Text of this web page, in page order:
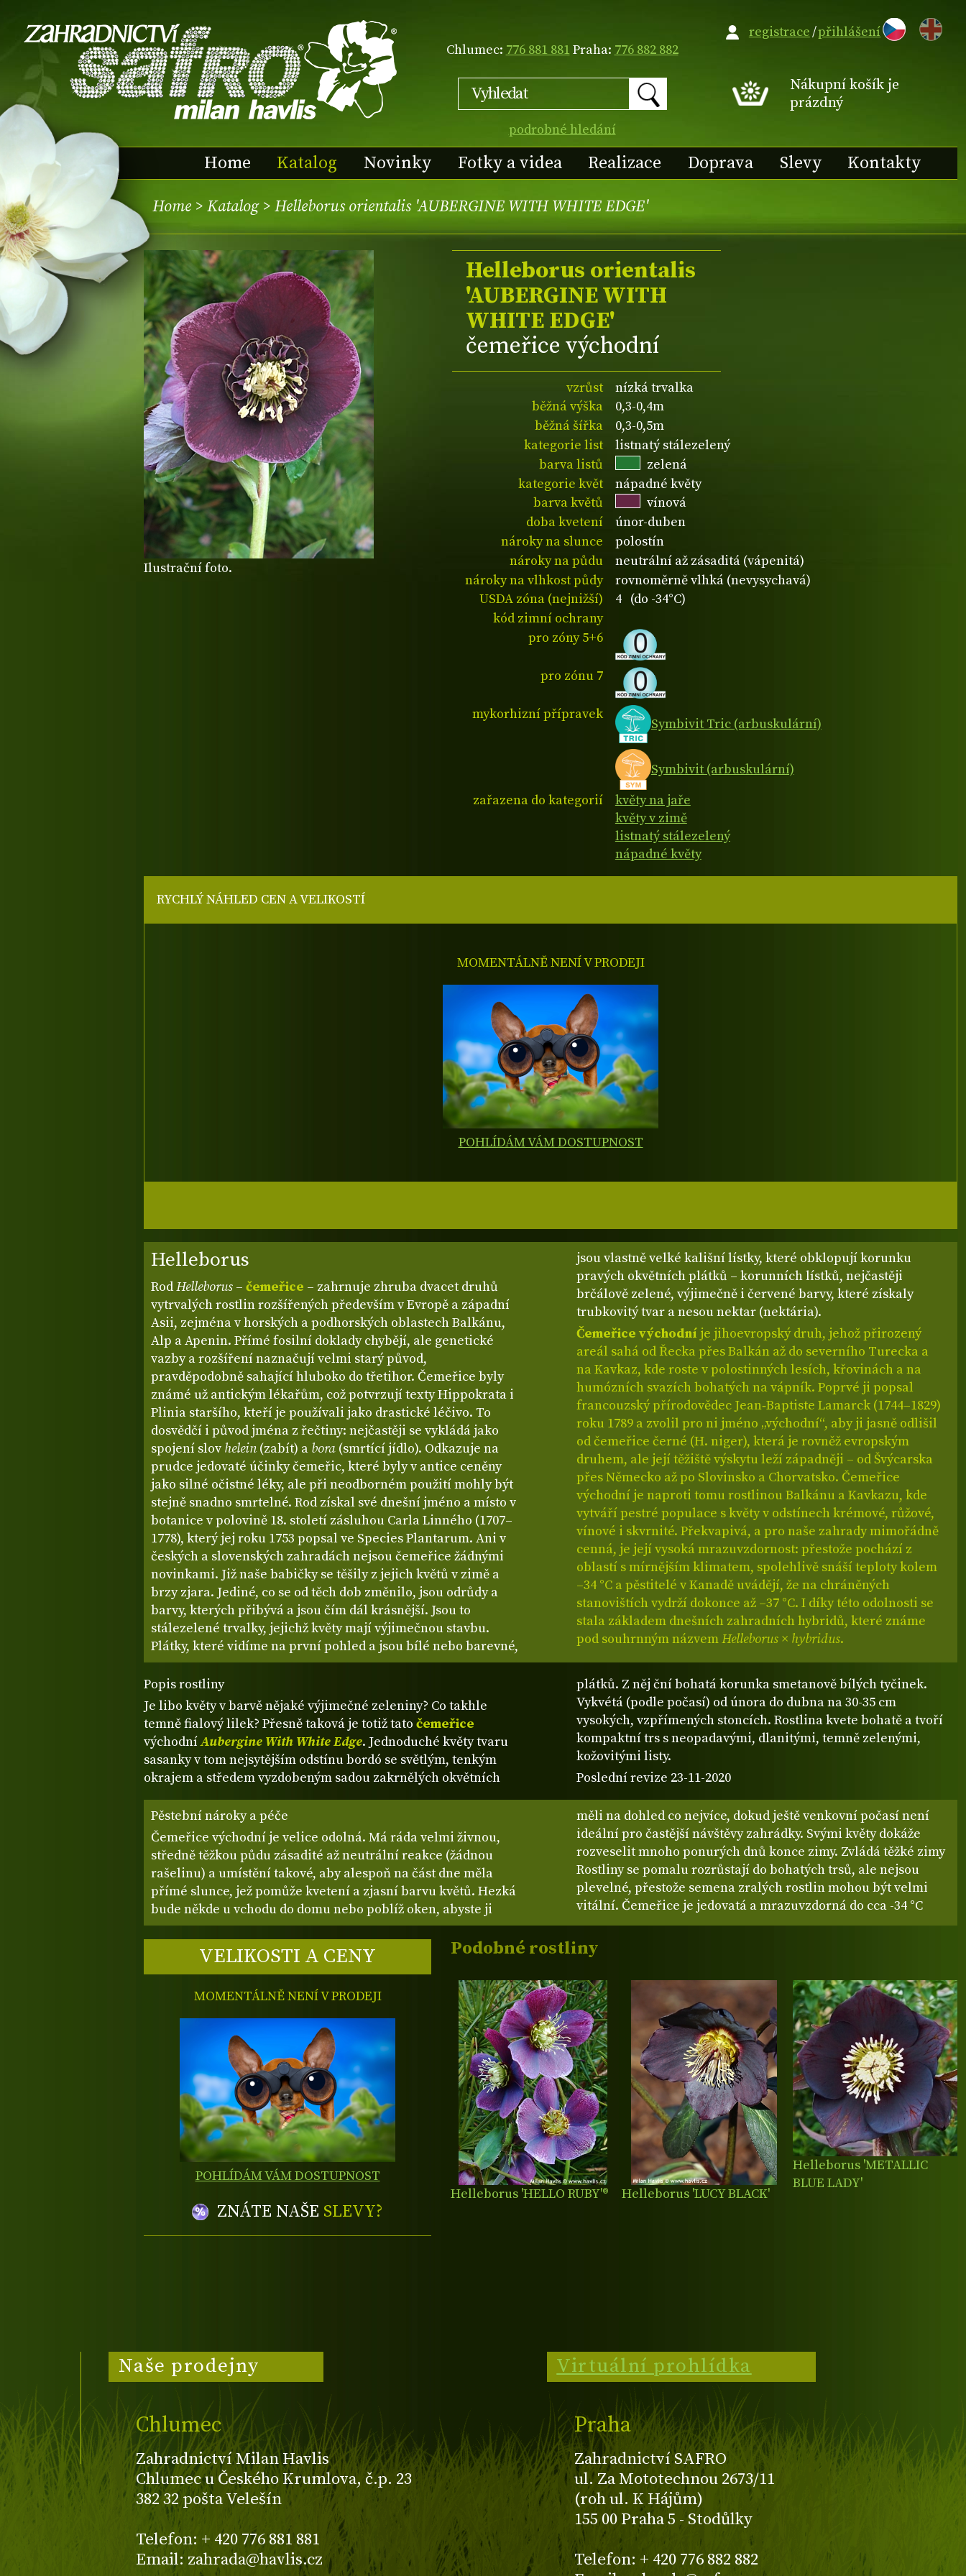
Chlumec: 776 881 881Praha: 776 882 882
podrobné hledání
EN
Nákupní košík je
prázdný
Home Katalog Novinky Fotky a videa Realizace Doprava Slevy Kontakty
registrace/přihlášení
Home > Katalog> Helleborus orientalis 'AUBERGINE WITH WHITE EDGE'
Ilustrační foto.
Helleborus orientalis
'AUBERGINE WITH
WHITE EDGE'
čemeřice východní
vzrůst
nízká trvalka
běžná výška
0,3-0,4m
běžná šířka
0,3-0,5m
kategorie list
listnatý stálezelený
barva listů
zelená
kategorie květ
nápadné květy
barva květů
vínová
doba kvetení
únor-duben
nároky na slunce
polostín
nároky na půdu
neutrální až zásaditá (vápenitá)
nároky na vlhkost půdy
rovnoměrně vlhká (nevysychavá)
USDA zóna (nejnižší)
4 (do -34°C)
kód zimní ochrany
pro zóny 5+6
pro zónu 7
mykorhizní přípravek
Symbivit Tric (arbuskulární)
Symbivit (arbuskulární)
zařazena do kategorií
květy na jaře
květy v zimě
listnatý stálezelený
nápadné květy
Helleborus
RodHelleborus – čemeřice – zahrnuje zhruba dvacet druhů
vytrvalých rostlin rozšířených především v Evropě a západní
Asii, zejména v horských a podhorských oblastech Balkánu,
Alp a Apenin. Přímé fosilní doklady chybějí, ale genetické
vazby a rozšíření naznačují velmi starý původ,
pravděpodobně sahající hluboko do třetihor. Čemeřice byly
známé už antickým lékařům, což potvrzují texty Hippokrata i
Plinia staršího, kteří je používali jako drastické léčivo. To
dosvědčí i původ jména z řečtiny: nejčastěji se vykládá jako
spojení slov helein(zabít) a bora (smrtící jídlo). Odkazuje na
prudce jedovaté účinky čemeřic, které byly v antice ceněny
jako silné očistné léky, ale při neodborném použití mohly být
stejně snadno smrtelné. Rod získal své dnešní jméno a místo v
botanice v polovině 18. století zásluhou Carla Linného (1707–
1778), který jej roku 1753 popsal ve Species Plantarum. Ani v
českých a slovenských zahradách nejsou čemeřice žádnými
novinkami. Již naše babičky se těšily z jejich květů v zimě a
brzy zjara. Jediné, co se od těch dob změnilo, jsou odrůdy a
barvy, kterých přibývá a jsou čím dál krásnější. Jsou to
stálezelené trvalky, jejichž květy mají výjimečnou stavbu.
Plátky, které vidíme na první pohled a jsou bílé nebo barevné,
jsou vlastně velké kališní lístky, které obklopují korunku
pravých okvětních plátků – korunních lístků, nejčastěji
brčálově zelené, výjimečně i červené barvy, které získaly
trubkovitý tvar a nesou nektar (nektária).
Čemeřice východní je jihoevropský druh, jehož přirozený
areál sahá od Řecka přes Balkán až do severního Turecka a
na Kavkaz, kde roste v polostinných lesích, křovinách a na
humózních svazích bohatých na vápník. Poprvé ji popsal
francouzský přírodovědec Jean‑Baptiste Lamarck (1744–1829)
roku 1789 a zvolil pro ni jméno „východní“, aby ji jasně odlišil
od čemeřice černé (H. niger), která je rovněž evropským
druhem, ale její těžiště výskytu leží západněji – od Švýcarska
přes Německo až po Slovinsko a Chorvatsko. Čemeřice
východní je naproti tomu rostlinou Balkánu a Kavkazu, kde
vytváří pestré populace s květy v odstínech krémové, růžové,
vínové i skvrnité. Překvapivá, a pro naše zahrady mimořádně
cenná, je její vysoká mrazuvzdornost: přestože pochází z
oblastí s mírnějším klimatem, spolehlivě snáší teploty kolem
–34 °C a pěstitelé v Kanadě uvádějí, že na chráněných
stanovištích vydrží dokonce až –37 °C. I díky této odolnosti se
stala základem dnešních zahradních hybridů, které známe
pod souhrnným názvemHelleborus × hybridus.
Popis rostliny
Je libo květy v barvě nějaké výjimečné zeleniny? Co takhle
temně fialový lilek? Přesně taková je totiž tato čemeřice
východníAubergine With White Edge. Jednoduché květy tvaru
sasanky v tom nejsytějším odstínu bordó se světlým, tenkým
okrajem a středem vyzdobeným sadou zakrnělých okvětních
plátků. Z něj ční bohatá korunka smetanově bílých tyčinek.
Vykvétá (podle počasí) od února do dubna na 30-35 cm
vysokých, vzpřímených stoncích. Rostlina kvete bohatě a tvoří
kompaktní trs s neopadavými, dlanitými, temně zelenými,
kožovitými listy.
Poslední revize 23-11-2020
Pěstební nároky a péče
Čemeřice východní je velice odolná. Má ráda velmi živnou,
středně těžkou půdu zásadité až neutrální reakce (žádnou
rašelinu) a umístění takové, aby alespoň na část dne měla
přímé slunce, jež pomůže kvetení a zjasní barvu květů. Hezká
bude někde u vchodu do domu nebo poblíž oken, abyste ji
měli na dohled co nejvíce, dokud ještě venkovní počasí není
ideální pro častější návštěvy zahrádky. Svými květy dokáže
rozveselit mnoho ponurých dnů konce zimy. Zvládá těžké zimy
Rostliny se pomalu rozrůstají do bohatých trsů, ale nejsou
plevelné, přestože semena zralých rostlin mohou být velmi
vitální. Čemeřice je jedovatá a mrazuvzdorná do cca -34 °C
VELIKOSTI A CENY
MOMENTÁLNĚ NENÍ V PRODEJI
POHLÍDÁM VÁM DOSTUPNOST
ZNÁTE NAŠE SLEVY?
RYCHLÝ NÁHLED CEN A VELIKOSTÍ
MOMENTÁLNĚ NENÍ V PRODEJI
POHLÍDÁM VÁM DOSTUPNOST
Podobné rostliny
Helleborus 'HELLO RUBY'® Helleborus 'LUCY BLACK'
Helleborus 'METALLIC
BLUE LADY'
Naše prodejny
Chlumec
Zahradnictví Milan Havlis
Chlumec u Českého Krumlova, č.p. 23
382 32 pošta Velešín
Telefon: + 420 776 881 881
Email: zahrada@havlis.cz
Virtuální prohlídka
Praha
Zahradnictví SAFRO
ul. Za Mototechnou 2673/11
(roh ul. K Hájům)
155 00 Praha 5 - Stodůlky
Telefon: + 420 776 882 882